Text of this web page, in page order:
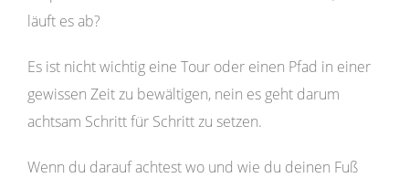
läuft es ab?
Es ist nicht wichtig eine Tour oder einen Pfad in einer
gewissen Zeit zu bewältigen, nein es geht darum
achtsam Schritt für Schritt zu setzen.
Wenn du darauf achtest wo und wie du deinen Fuß